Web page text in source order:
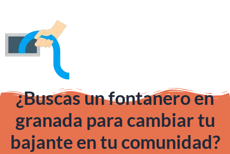
¿Buscas un fontanero en
granada para cambiar tu
bajante en tu comunidad?